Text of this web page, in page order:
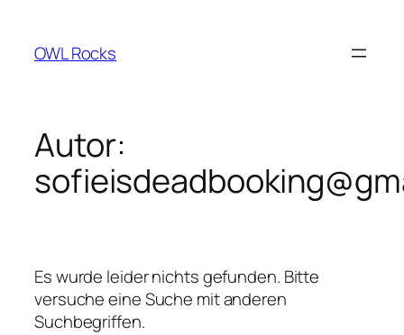
springen
OWL Rocks
Autor:
Es wurde leider nichts gefunden. Bitte
versuche eine Suche mit anderen
Suchbegriffen.